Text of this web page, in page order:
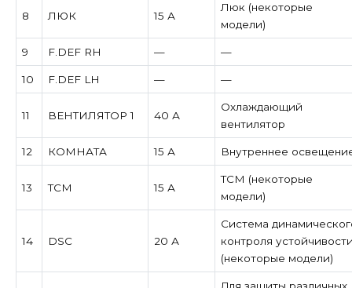
8 ЛЮК 15 А
Люк (некоторые
модели)
9 F.DEF RH — —
10 F.DEF LH — —
11 ВЕНТИЛЯТОР 1 40 А
Охлаждающий
вентилятор
12 КОМНАТА 15 А Внутреннее
13 TCM 15 А
TCM (некоторые
модели)
14 DSC 20 А
Система
контроля
(некоторые модели)